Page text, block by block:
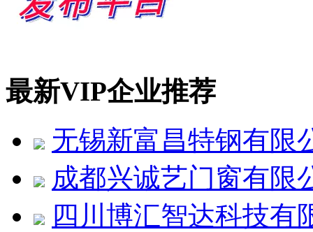
最新VIP企业推荐
无锡新富昌特钢有限
成都兴诚艺门窗有限
四川博汇智达科技有